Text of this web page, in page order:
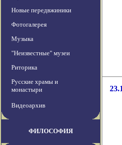
Новые передвжиники
Фотогалерея
Музыка
"Неизвестные" музеи
Риторика
Русские храмы и
монастыри
Видеоархив
ФИЛОСОФИЯ